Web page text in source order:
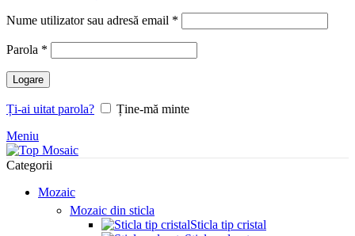
Nume utilizator sau adresă email *
Parola *
Logare
Ți-ai uitat parola?
Ține-mă minte
Meniu
Categorii
Mozaic
Mozaic din sticla
Sticla tip cristal